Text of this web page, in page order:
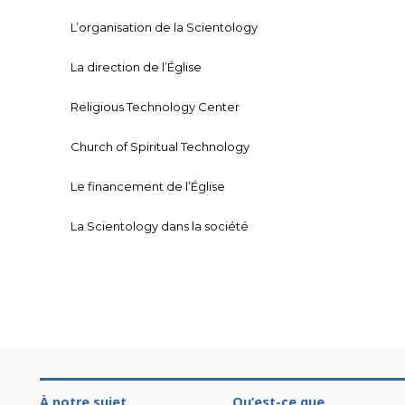
L’organisation de la Scientology
La direction de l’Église
Religious Technology Center
Church of Spiritual Technology
Le financement de l’Église
La Scientology dans la société